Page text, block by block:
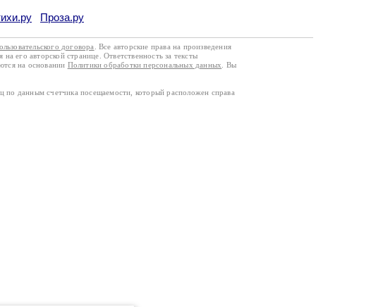
Проза.ру
договора
. Все авторские права на произведения
его авторской странице. Ответственность за тексты
на основании Политики обработки персональных данных
. Вы
по данным счетчика посещаемости, который расположен справа